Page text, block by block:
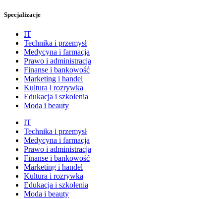
Specjalizacje
IT
Technika i przemysł
Medycyna i farmacja
Prawo i administracja
Finanse i bankowość
Marketing i handel
Kultura i rozrywka
Edukacja i szkolenia
Moda i beauty
IT
Technika i przemysł
Medycyna i farmacja
Prawo i administracja
Finanse i bankowość
Marketing i handel
Kultura i rozrywka
Edukacja i szkolenia
Moda i beauty